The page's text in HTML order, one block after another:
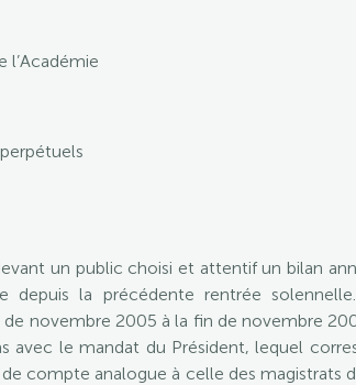
l’Académie
un public choisi et attentif un bilan
depuis la précédente rentrée
de novembre 2005 à la fin de novembre
avec le mandat du Président, lequel
compte analogue à celle des magistrats